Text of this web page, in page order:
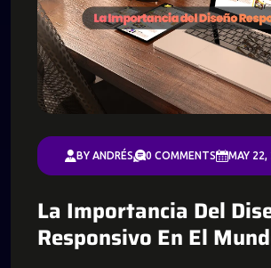
BY ANDRÉS 0 COMMENTS MAY 22,
La Importancia Del
Responsivo En El